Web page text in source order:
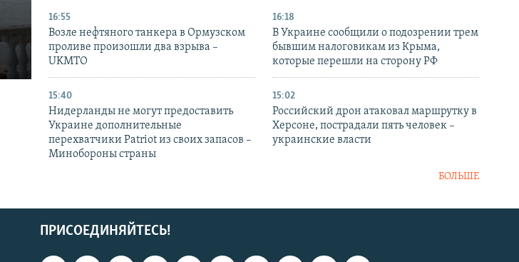
16:55
Возле нефтяного танкера в Ормузском
проливе произошли два взрыва –
UKMTO
16:18
В Украине сообщили о подозрении трем
бывшим налоговикам из Крыма,
которые перешли на сторону РФ
15:40
Нидерланды не могут предоставить
Украине дополнительные
перехватчики Patriot из своих запасов –
Минобороны страны
15:02
Российский дрон атаковал маршрутку в
Херсоне, пострадали пять человек –
украинские власти
БОЛЬШЕ
ПРИСОЕДИНЯЙТЕСЬ!